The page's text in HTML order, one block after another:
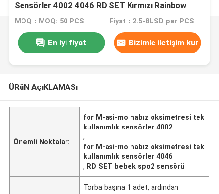
Sensörler 4002 4046 RD SET Kırmızı Rainbow
Tech Bebek Mavisi Sünger
MOQ：MOQ: 50 PCS Fiyat：2.5-8USD per PCS
En iyi fiyat Bizimle iletişim kur
ÜRüN AçıKLAMASı
Önemli Noktalar:
for M-asi-mo nabız oksimetresi tek
kullanımlık sensörler 4002
,
for M-asi-mo nabız oksimetresi tek
kullanımlık sensörler 4046
, RD SET bebek spo2 sensörü
Torba başına 1 adet, ardından